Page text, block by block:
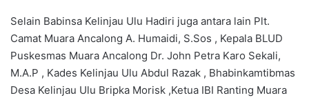
Selain Babinsa Kelinjau Ulu Hadiri juga antara lain Plt.
Camat Muara Ancalong A. Humaidi, S.Sos , Kepala BLUD
Puskesmas Muara Ancalong Dr. John Petra Karo Sekali,
M.A.P , Kades Kelinjau Ulu Abdul Razak , Bhabinkamtibmas
Desa Kelinjau Ulu Bripka Morisk ,Ketua IBI Ranting Muara